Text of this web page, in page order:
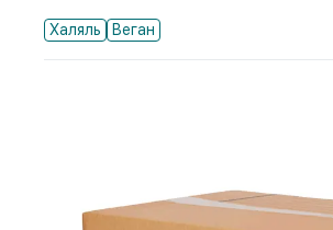
Халяль Веган